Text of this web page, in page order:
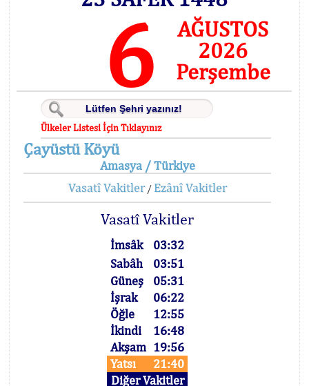
6
AĞUSTOS
2026
Perşembe
Ülkeler Listesi İçin Tıklayınız
Çayüstü Köyü
Amasya / Türkiye
Vasatî Vakitler/ Ezânî Vakitler
Vasatî Vakitler
İmsâk
03:32
Sabâh
03:51
Güneş
05:31
İşrak
06:22
Öğle
12:55
İkindi
16:48
Akşam 19:56
Yatsı
21:40
Diğer Vakitler